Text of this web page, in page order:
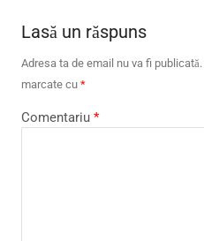
Lasă un răspuns
Adresa ta de email nu va fi publicată.
marcate cu *
Comentariu *